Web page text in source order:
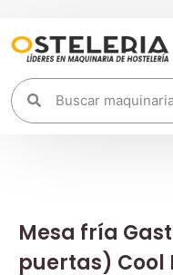
Mesa fría
puertas) Cool